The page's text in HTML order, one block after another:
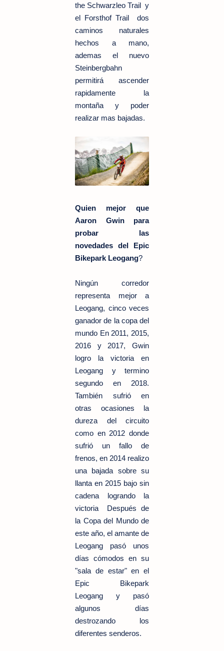
the Schwarzleo Trail y
el Forsthof Trail dos
caminos naturales
hechos a mano,
ademas el nuevo
Steinbergbahn
permitirá ascender
rapidamente la
montaña y poder
realizar mas bajadas.
Quien mejor que
Aaron Gwin para
probar las
novedades del Epic
Bikepark Leogang?
Ningún corredor
representa mejor a
Leogang, cinco veces
ganador de la copa del
mundo En 2011, 2015,
2016 y 2017, Gwin
logro la victoria en
Leogang y termino
segundo en 2018.
También sufrió en
otras ocasiones la
dureza del circuito
como en 2012 donde
sufrió un fallo de
frenos, en 2014 realizo
una bajada sobre su
llanta en 2015 bajo sin
cadena logrando la
victoria Después de
la Copa del Mundo de
este año, el amante de
Leogang pasó unos
días cómodos en su
"sala de estar" en el
Epic Bikepark
Leogang y pasó
algunos días
destrozando los
diferentes senderos.